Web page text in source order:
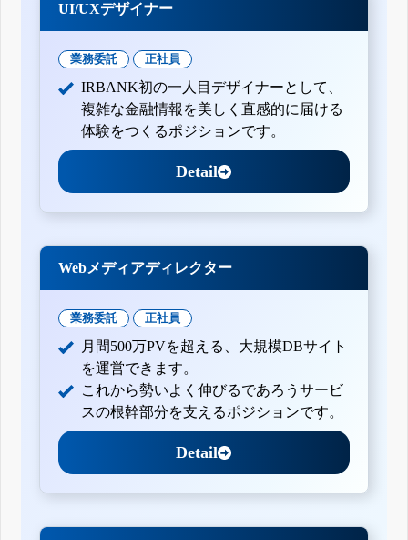
UI/UXデザイナー
業務委託 正社員
IRBANK初の一人目デザイナーとして、
複雑な金融情報を美しく直感的に届ける
体験をつくるポジションです。
Detail
Webメディアディレクター
業務委託 正社員
月間500万PVを超える、大規模DBサイト
を運営できます。
これから勢いよく伸びるであろうサービ
スの根幹部分を支えるポジションです。
Detail